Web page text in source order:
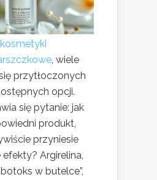
kosmetyki
, wiele
przytłoczonych
opcji.
się pytanie: jak
produkt,
przyniesie
Argirelina,
w butelce”,